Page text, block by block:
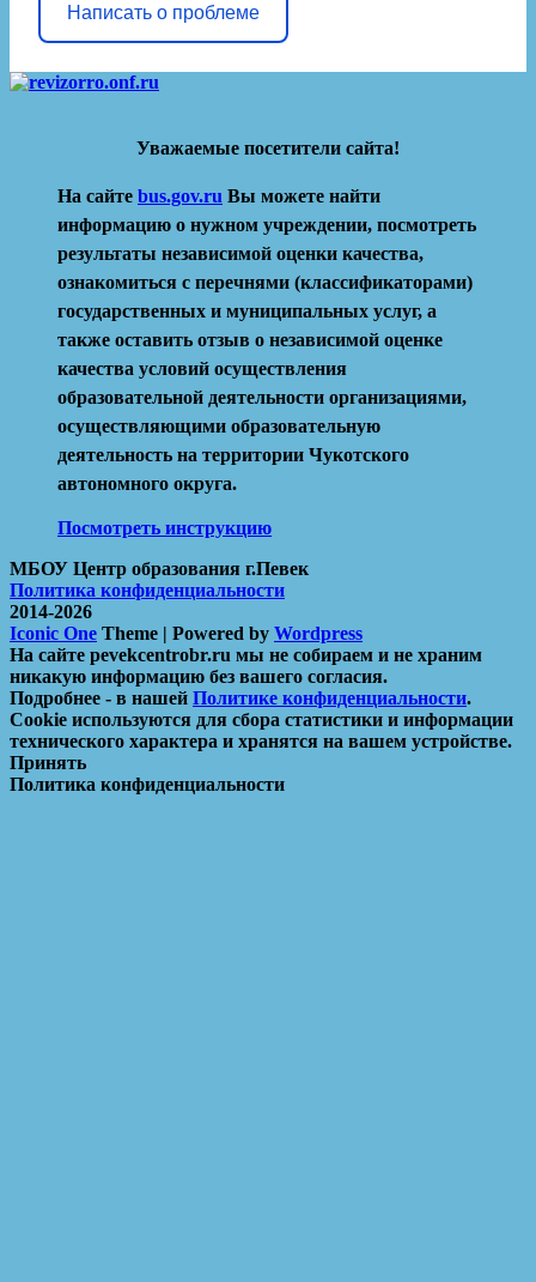
Написать о проблеме
Уважаемые посетители сайта!
На сайте bus.gov.ru Вы можете найти
информацию о нужном учреждении, посмотреть
результаты независимой оценки качества,
ознакомиться с перечнями (классификаторами)
государственных и муниципальных услуг, а
также оставить отзыв о независимой оценке
качества условий осуществления
образовательной деятельности организациями,
осуществляющими образовательную
деятельность на территории Чукотского
автономного округа.
Посмотреть инструкцию
МБОУ Центр образования г.Певек
Политика конфиденциальности
2014-2026
Iconic One Theme | Powered by Wordpress
На сайте pevekcentrobr.ru мы не собираем и не храним
никакую информацию без вашего согласия.
Подробнее - в нашей Политике конфиденциальности.
Cookie используются для сбора статистики и информации
технического характера и хранятся на вашем устройстве.
Принять
Политика конфиденциальности